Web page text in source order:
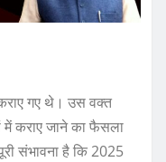
गए थे। उस वक्त
में कराए जाने का फैसला
संभावना है कि 2025